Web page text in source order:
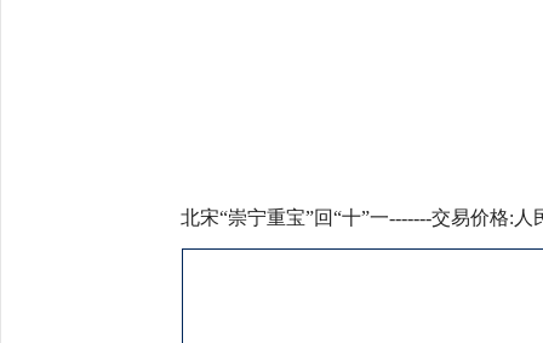
北宋“崇宁重宝”回“十”一-------交易价格:人